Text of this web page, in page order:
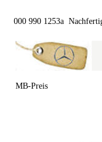
000 990 1253a
MB-Preis